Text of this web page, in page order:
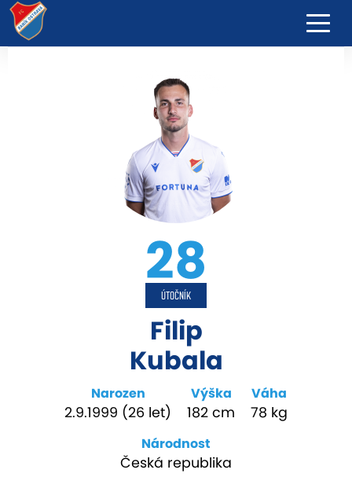
28
ÚTOČNÍK
Filip
Kubala
Narozen
2.9.1999 (26 let)
Výška
182 cm
Váha
78 kg
Národnost
Česká republika